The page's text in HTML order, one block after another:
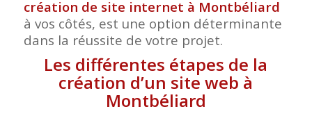
création de site internet à Montbéliard
à vos côtés, est une option déterminante
dans la réussite de votre projet.
Les différentes étapes de la
création d’un site web à
Montbéliard